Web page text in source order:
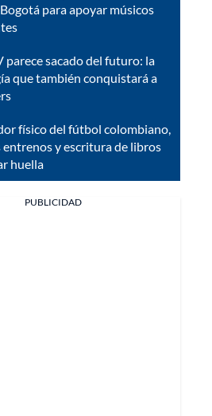
para apoyar músicos
parece sacado del futuro: la
que también conquistará a
físico del fútbol colombiano,
entrenos y escritura de libros
huella
PUBLICIDAD